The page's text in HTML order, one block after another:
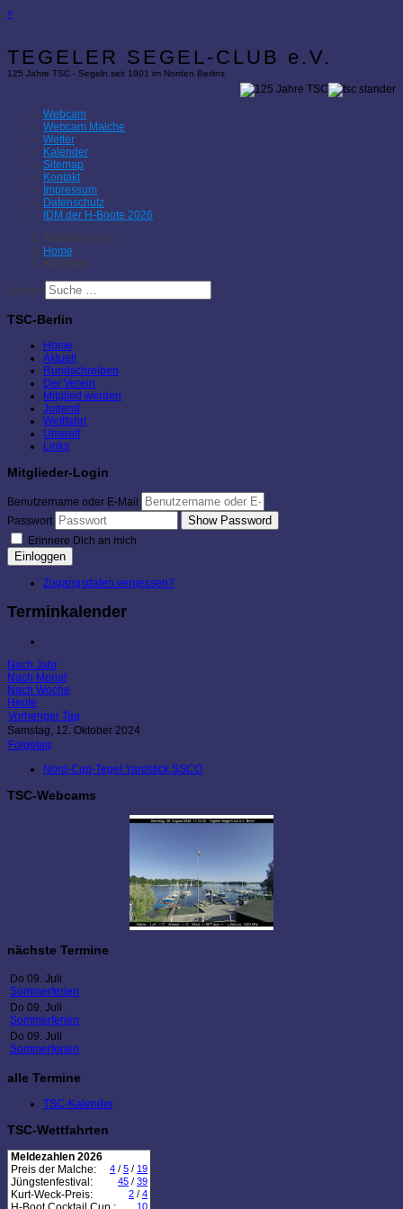
×
TEGELER SEGEL-CLUB e.V.
125 Jahre TSC - Segeln seit 1901 im Norden Berlins
Webcam
Webcam Malche
Wetter
Kalender
Sitemap
Kontakt
Impressum
Datenschutz
IDM der H-Boote 2026
Aktuelle Seite:
Home
Kalender
Suchen
TSC-Berlin
Home
Aktuell
Rundschreiben
Der Verein
Mitglied werden
Jugend
Wettfahrt
Umwelt
Links
Mitglieder-Login
Benutzername oder E-Mail
Passwort
Show Password
Erinnere Dich an mich
Einloggen
Zugangsdaten vergessen?
Terminkalender
Nach Jahr
Nach Monat
Nach Woche
Heute
Vorheriger Tag
Samstag, 12. Oktober 2024
Folgetag
Nord-Cup-Tegel Yardstick SSCO
TSC-Webcams
nächste Termine
Do 09. Juli
Sommerferien
Do 09. Juli
Sommerferien
Do 09. Juli
Sommerferien
alle Termine
TSC-Kalender
TSC-Wettfahrten
Meldezahlen 2026
Preis der Malche:
4 / 5 / 19
Jüngstenfestival: 45 / 39
Kurt-Weck-Preis: 2 / 4
10